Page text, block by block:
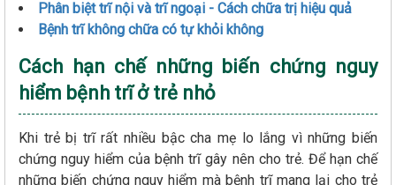
Phân biệt trĩ nội và trĩ ngoại - Cách chữa trị hiệu quả
Bệnh trĩ không chữa có tự khỏi không
Cách hạn chế những biến chứng nguy
hiểm bệnh trĩ ở trẻ nhỏ
Khi trẻ bị trĩ rất nhiều bậc cha mẹ lo lắng vì những biến
chứng nguy hiểm của bệnh trĩ gây nên cho trẻ. Để hạn chế
những biến chứng nguy hiểm mà bệnh trĩ mang lại cho trẻ